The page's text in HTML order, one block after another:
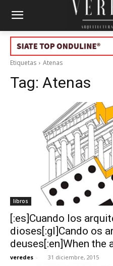
Etiquetas Atenas
Tag: Atenas
libros
[:es]Cuando los
dioses[:gl]Cando os
deuses[:en]When the
veredes - 31 diciembre, 2015